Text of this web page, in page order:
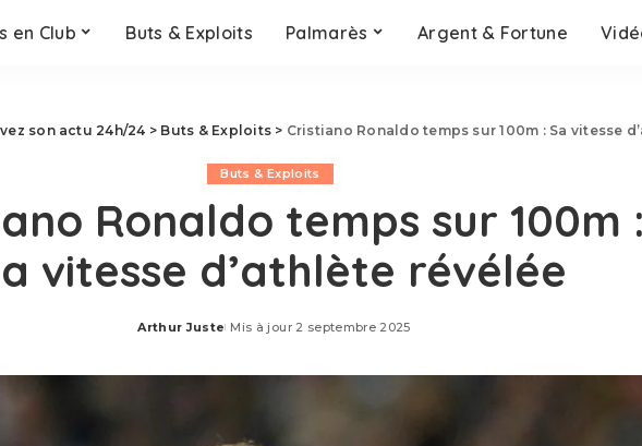
en Club Buts & Exploits Palmarès Argent & Fortune
son actu 24h/24 > Buts & Exploits > Cristiano Ronaldo temps sur 100m : Sa vitesse
Buts & Exploits
Ronaldo temps sur 100m :
vitesse d’athlète révélée
Posted
Arthur Juste Mis à jour 2 septembre 2025